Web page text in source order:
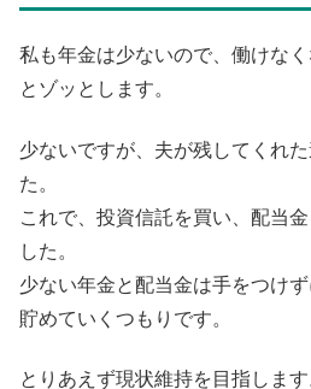
私も年金は少ないので、働けな
とゾッとします。
少ないですが、夫が残してくれ
た。
これで、投資信託を買い、配当
した。
少ない年金と配当金は手をつけ
貯めていくつもりです。
とりあえず現状維持を目指します